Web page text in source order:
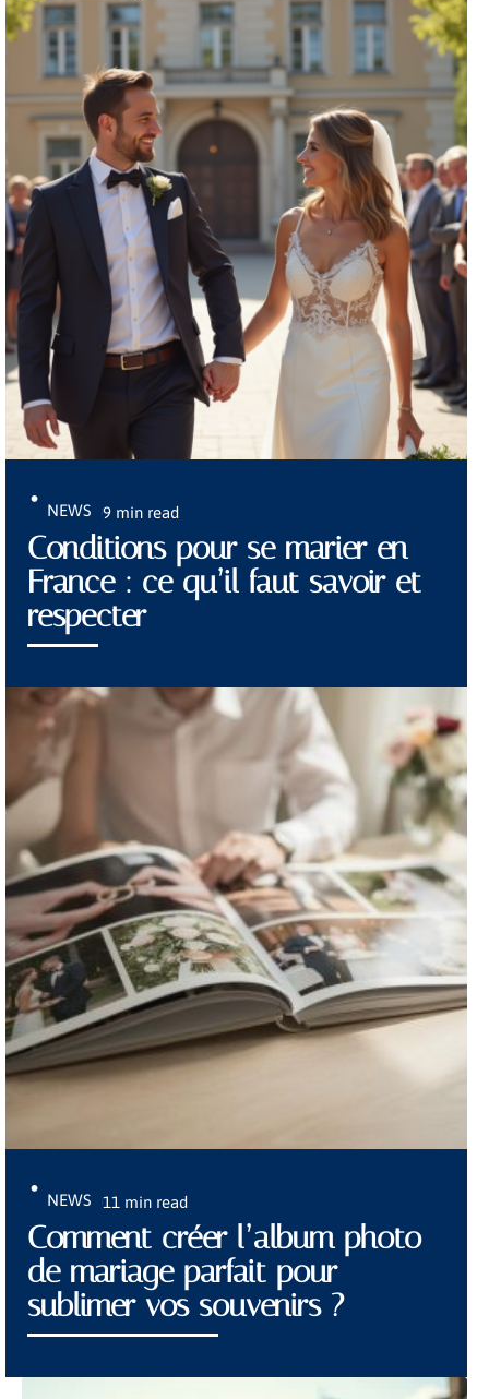
NEWS 9 min read
Conditions pour se marier en
France : ce qu’il faut savoir et
respecter
NEWS 11 min read
Comment créer l’album photo
de mariage parfait pour
sublimer vos souvenirs ?